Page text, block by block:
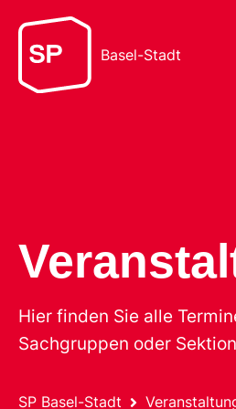
Basel-Stadt
Hier finden Sie alle
Sachgruppen oder
SP Basel-Stadt